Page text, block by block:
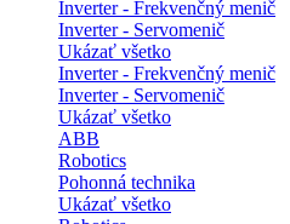
Inverter - Frekvenčný menič
Inverter - Servomenič
Ukázať všetko
Inverter - Frekvenčný menič
Inverter - Servomenič
Ukázať všetko
ABB
Robotics
Pohonná technika
Ukázať všetko